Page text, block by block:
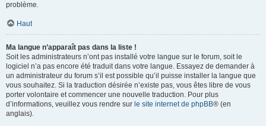
problème.
Haut
Ma langue n’apparaît pas dans la liste !
Soit les administrateurs n’ont pas installé votre langue sur le forum, soit le
logiciel n’a pas encore été traduit dans votre langue. Essayez de demander à
un administrateur du forum s’il est possible qu’il puisse installer la langue que
vous souhaitez. Si la traduction désirée n’existe pas, vous êtes libre de vous
porter volontaire et commencer une nouvelle traduction. Pour plus
d’informations, veuillez vous rendre sur le site internet de phpBB® (en
anglais).